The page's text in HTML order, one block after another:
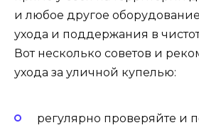
и любое другое
ухода и поддержания в
Вот несколько советов и
ухода за уличной купелью:
регулярно проверяйте и